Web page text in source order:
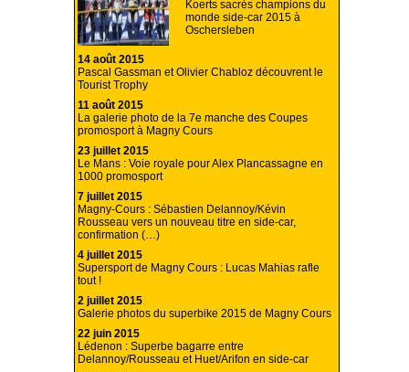
Koerts sacrés champions du
monde side-car 2015 à
Oschersleben
14 août 2015
Pascal Gassman et Olivier Chabloz découvrent le
Tourist Trophy
11 août 2015
La galerie photo de la 7e manche des Coupes
promosport à Magny Cours
23 juillet 2015
Le Mans : Voie royale pour Alex Plancassagne en
1000 promosport
7 juillet 2015
Magny-Cours : Sébastien Delannoy/Kévin
Rousseau vers un nouveau titre en side-car,
confirmation (…)
4 juillet 2015
Supersport de Magny Cours : Lucas Mahias rafle
tout !
2 juillet 2015
Galerie photos du superbike 2015 de Magny Cours
22 juin 2015
Lédenon : Superbe bagarre entre
Delannoy/Rousseau et Huet/Arifon en side-car